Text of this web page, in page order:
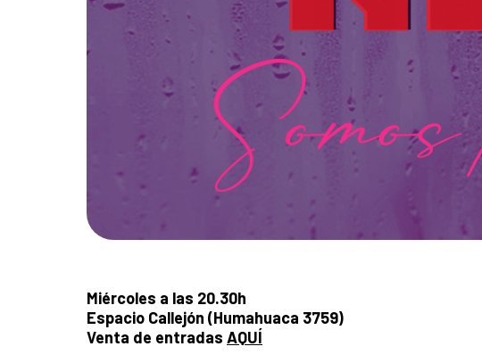
Miércoles a las 20.30h
Espacio Callejón (Humahuaca 3759)
Venta de entradas AQUÍ